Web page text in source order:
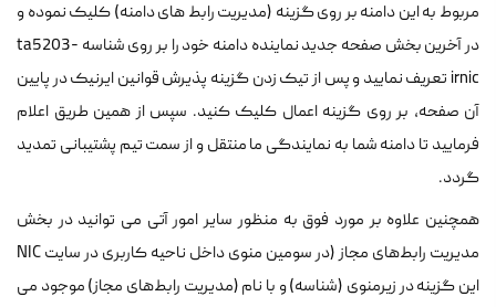
مربوط به این دامنه بر روی گزینه (مدیریت رابط های دامنه) کلیک نموده و
در آخرین بخش صفحه جدید نماینده دامنه خود را بر روی شناسه ta5203-
irnic تعریف نمایید و پس از تیک زدن گزینه پذیرش قوانین ایرنیک در پایین
آن صفحه، بر روی گزینه اعمال کلیک کنید. سپس از همین طریق اعلام
فرمایید تا دامنه شما به نمایندگی ما منتقل و از سمت تیم پشتیبانی تمدید
گردد.
همچنین علاوه بر مورد فوق به منظور سایر امور آتی می توانید در بخش
مدیریت رابط‌‌های مجاز (در سومین منوی داخل ناحیه کاربری در سایت NIC
این گزینه در زیرمنوی (شناسه) و با نام (مدیریت رابط‌های مجاز) موجود می